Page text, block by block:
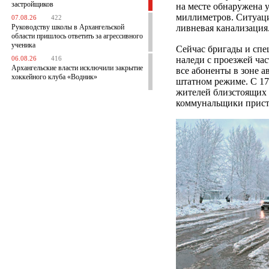
застройщиков
07.08.26 422
Руководству школы в Архангельской
области пришлось ответить за агрессивного
ученика
06.08.26 416
Архангельские власти исключили закрытие
хоккейного клуба «Водник»
на месте обнаружена
миллиметров.
ливневая
Сейчас бригады и
наледи с проезжей
все абоненты в зоне
штатном режиме. С
жителей
коммунальщики